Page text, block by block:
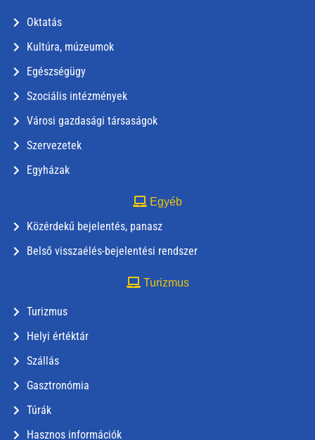
Oktatás
Kultúra, múzeumok
Egészségügy
Szociális intézmények
Városi gazdasági társaságok
Szervezetek
Egyházak
Egyéb
Közérdekű bejelentés, panasz
Belső visszaélés-bejelentési rendszer
Turizmus
Turizmus
Helyi értéktár
Szállás
Gasztronómia
Túrák
Hasznos információk